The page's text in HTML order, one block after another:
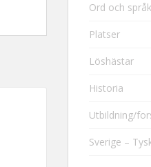
Ord och språk
Platser
Löshästar
Historia
Utbildning/
Sverige –